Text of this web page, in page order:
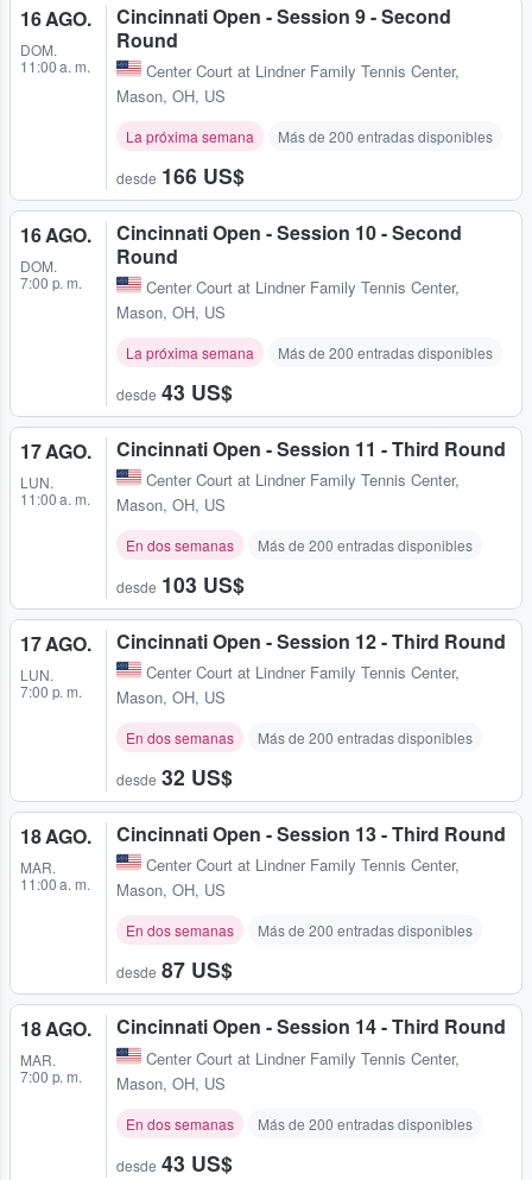
16 AGO.
DOM.
11:00 a. m.
Cincinnati Open - Session 9 - Second
Round
Center Court at Lindner Family Tennis Center,
Mason, OH, US
La próxima semana Más de 200 entradas disponibles
desde 166 US$
16 AGO.
DOM.
7:00 p. m.
Cincinnati Open - Session 10 - Second
Round
Center Court at Lindner Family Tennis Center,
Mason, OH, US
La próxima semana Más de 200 entradas disponibles
desde 43 US$
17 AGO.
LUN.
11:00 a. m.
Cincinnati Open - Session 11 - Third Round
Center Court at Lindner Family Tennis Center,
Mason, OH, US
En dos semanas Más de 200 entradas disponibles
desde 103 US$
17 AGO.
LUN.
7:00 p. m.
Cincinnati Open - Session 12 - Third Round
Center Court at Lindner Family Tennis Center,
Mason, OH, US
En dos semanas Más de 200 entradas disponibles
desde 32 US$
18 AGO.
MAR.
11:00 a. m.
Cincinnati Open - Session 13 - Third Round
Center Court at Lindner Family Tennis Center,
Mason, OH, US
En dos semanas Más de 200 entradas disponibles
desde 87 US$
18 AGO.
MAR.
7:00 p. m.
Cincinnati Open - Session 14 - Third Round
Center Court at Lindner Family Tennis Center,
Mason, OH, US
En dos semanas Más de 200 entradas disponibles
desde 43 US$